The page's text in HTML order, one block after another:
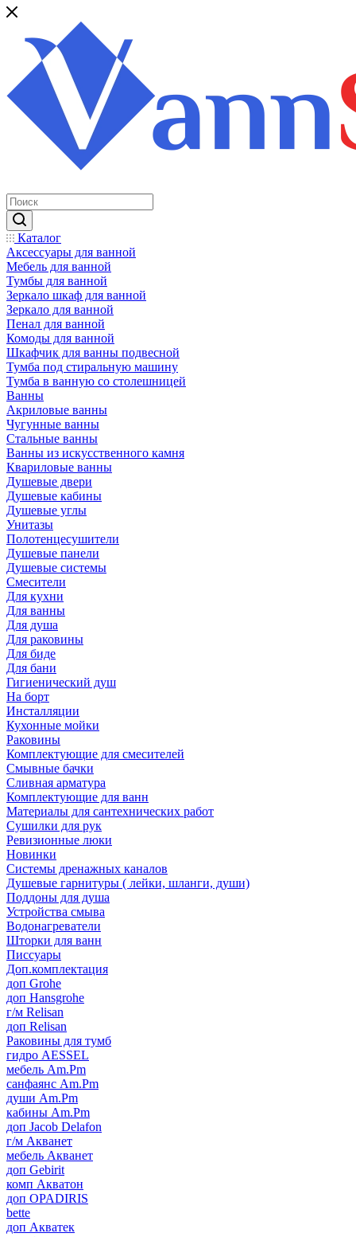
Каталог
Аксессуары для ванной
Мебель для ванной
Тумбы для ванной
Зеркало шкаф для ванной
Зеркало для ванной
Пенал для ванной
Комоды для ванной
Шкафчик для ванны подвесной
Тумба под стиральную машину
Тумба в ванную со столешницей
Ванны
Акриловые ванны
Чугунные ванны
Стальные ванны
Ванны из искусственного камня
Квариловые ванны
Душевые двери
Душевые кабины
Душевые углы
Унитазы
Полотенцесушители
Душевые панели
Душевые системы
Смесители
Для кухни
Для ванны
Для душа
Для раковины
Для биде
Для бани
Гигиенический душ
На борт
Инсталляции
Кухонные мойки
Раковины
Комплектующие для смесителей
Смывные бачки
Сливная арматура
Комплектующие для ванн
Материалы для сантехнических работ
Сушилки для рук
Ревизионные люки
Новинки
Системы дренажных каналов
Душевые гарнитуры ( лейки, шланги, души)
Поддоны для душа
Устройства смыва
Водонагреватели
Шторки для ванн
Писсуары
Доп.комплектация
доп Grohe
доп Hansgrohe
г/м Relisan
доп Relisan
Раковины для тумб
гидро AESSEL
мебель Am.Pm
санфаянс Am.Pm
души Am.Pm
кабины Am.Pm
доп Jacob Delafon
г/м Акванет
мебель Акванет
доп Gebirit
комп Акватон
доп OPADIRIS
bette
доп Акватек